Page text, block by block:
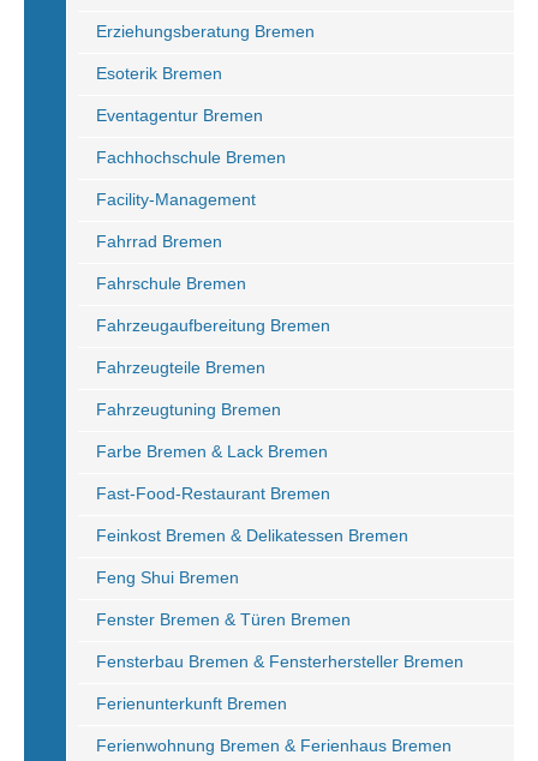
Erziehungsberatung Bremen
Esoterik Bremen
Eventagentur Bremen
Fachhochschule Bremen
Facility-Management
Fahrrad Bremen
Fahrschule Bremen
Fahrzeugaufbereitung Bremen
Fahrzeugteile Bremen
Fahrzeugtuning Bremen
Farbe Bremen & Lack Bremen
Fast-Food-Restaurant Bremen
Feinkost Bremen & Delikatessen Bremen
Feng Shui Bremen
Fenster Bremen & Türen Bremen
Fensterbau Bremen & Fensterhersteller Bremen
Ferienunterkunft Bremen
Ferienwohnung Bremen & Ferienhaus Bremen